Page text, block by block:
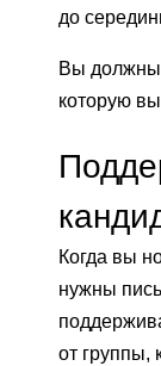
до
Вы должны
которую
Когда вы
нужны
от группы,